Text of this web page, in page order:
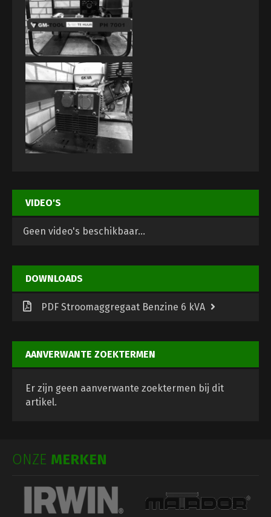
VIDEO'S
Geen video's beschikbaar...
DOWNLOADS
PDF Stroomaggregaat Benzine 6 kVA
AANVERWANTE ZOEKTERMEN
Er zijn geen aanverwante zoektermen bij dit
artikel.
ONZE MERKEN